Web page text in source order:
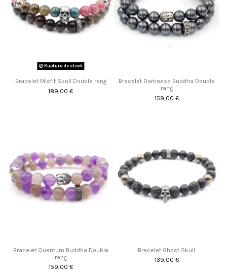
Rupture de stock
Bracelet Misfit Skull Double rang
189,00 €
Bracelet Darkness Buddha Double
rang
159,00 €
Bracelet Quantum Buddha Double
rang
159,00 €
Bracelet Ghost Skull
139,00 €